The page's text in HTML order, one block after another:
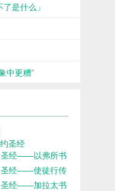
是什么」
中更糟”
圣经
圣经——以弗所书
圣经——使徒行传
圣经——加拉太书